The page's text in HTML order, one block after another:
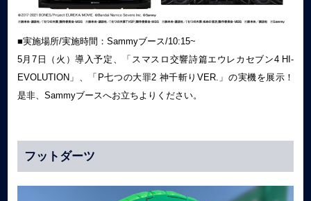
■実施場所/実施時間：Sammyブース/10:15~
5月7日（火）導入予定、「スマスロ交響詩篇エウレカセブン4 HI-
EVOLUTION」、「P七つの大罪2 神千斬りVER.」の実機を展示！
是非、Sammyブースへお立ちよりください。
フットダーツ